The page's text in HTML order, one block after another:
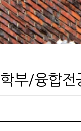
학부/융합전